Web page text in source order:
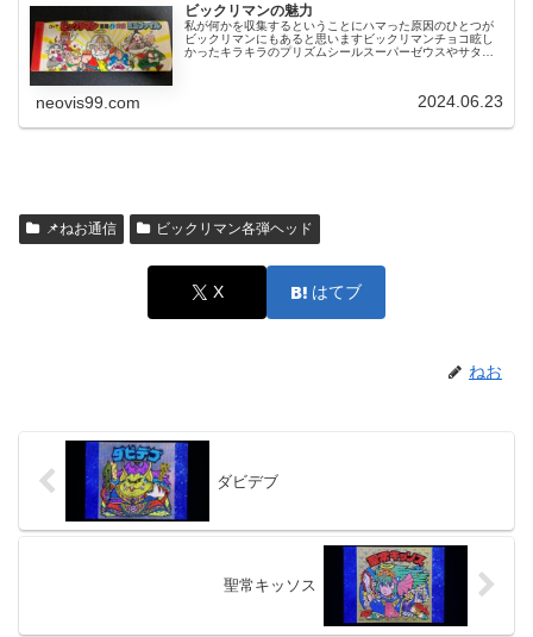
ビックリマンの魅力
私が何かを収集するということにハマった原因のひとつが
ビックリマンにもあると思いますビックリマンチョコ眩し
かったキラキラのプリズムシールスーパーゼウスやサタン
neovis99.com 2024.06.23
📌ねお通信 ビックリマン各弾ヘッド
X はてブ
ねお
ダビデブ
聖常キッソス